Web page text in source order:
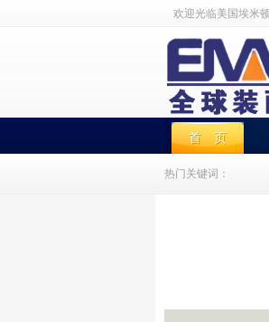
欢迎光临美国埃米
首 页
热门关键词：